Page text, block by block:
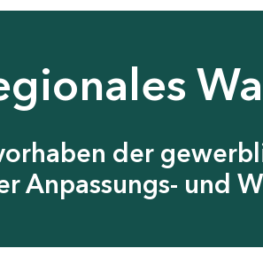
der
Anpassungs- und